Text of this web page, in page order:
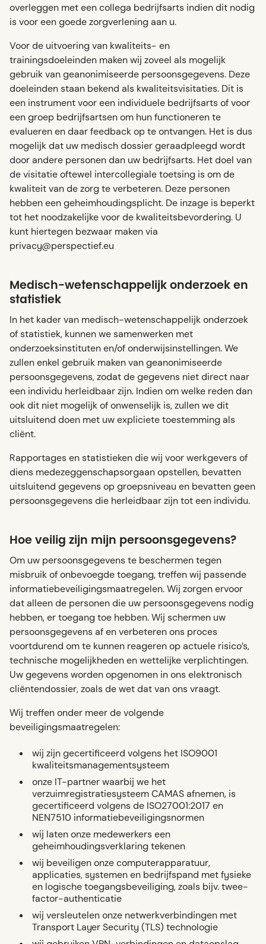
overleggen met een collega bedrijfsarts indien dit nodig
is voor een goede zorgverlening aan u.
Voor de uitvoering van kwaliteits- en
trainingsdoeleinden maken wij zoveel als mogelijk
gebruik van geanonimiseerde persoonsgegevens. Deze
doeleinden staan bekend als kwaliteitsvisitaties. Dit is
een instrument voor een individuele bedrijfsarts of voor
een groep bedrijfsartsen om hun functioneren te
evalueren en daar feedback op te ontvangen. Het is dus
mogelijk dat uw medisch dossier geraadpleegd wordt
door andere personen dan uw bedrijfsarts. Het doel van
de visitatie oftewel intercollegiale toetsing is om de
kwaliteit van de zorg te verbeteren. Deze personen
hebben een geheimhoudingsplicht. De inzage is beperkt
tot het noodzakelijke voor de kwaliteitsbevordering. U
kunt hiertegen bezwaar maken via
privacy@perspectief.eu
Medisch-wetenschappelijk onderzoek en
statistiek
In het kader van medisch-wetenschappelijk onderzoek
of statistiek, kunnen we samenwerken met
onderzoeksinstituten en/of onderwijsinstellingen. We
zullen enkel gebruik maken van geanonimiseerde
persoonsgegevens, zodat de gegevens niet direct naar
een individu herleidbaar zijn. Indien om welke reden dan
ook dit niet mogelijk of onwenselijk is, zullen we dit
uitsluitend doen met uw expliciete toestemming als
cliënt.
Rapportages en statistieken die wij voor werkgevers of
diens medezeggenschapsorgaan opstellen, bevatten
uitsluitend gegevens op groepsniveau en bevatten geen
persoonsgegevens die herleidbaar zijn tot een individu.
Hoe veilig zijn mijn persoonsgegevens?
Om uw persoonsgegevens te beschermen tegen
misbruik of onbevoegde toegang, treffen wij passende
informatiebeveiligingsmaatregelen. Wij zorgen ervoor
dat alleen de personen die uw persoonsgegevens nodig
hebben, er toegang toe hebben. Wij schermen uw
persoonsgegevens af en verbeteren ons proces
voortdurend om te kunnen reageren op actuele risico’s,
technische mogelijkheden en wettelijke verplichtingen.
Uw gegevens worden opgenomen in ons elektronisch
cliëntendossier, zoals de wet dat van ons vraagt.
Wij treffen onder meer de volgende
beveiligingsmaatregelen:
wij zijn gecertificeerd volgens het ISO9001
kwaliteitsmanagementsysteem
onze IT-partner waarbij we het
verzuimregistratiesysteem CAMAS afnemen, is
gecertificeerd volgens de ISO27001:2017 en
NEN7510 informatiebeveiligingsnormen
wij laten onze medewerkers een
geheimhoudingsverklaring tekenen
wij beveiligen onze computerapparatuur,
applicaties, systemen en bedrijfspand met fysieke
en logische toegangsbeveiliging, zoals bijv. twee-
factor-authenticatie
wij versleutelen onze netwerkverbindingen met
Transport Layer Security (TLS) technologie